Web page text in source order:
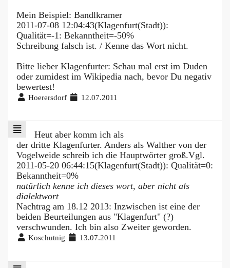
Mein Beispiel: Bandlkramer
2011-07-08 12:04:43(Klagenfurt(Stadt)):
Qualität=-1: Bekanntheit=-50%
Schreibung falsch ist. / Kenne das Wort nicht.
Bitte lieber Klagenfurter: Schau mal erst im Duden
oder zumidest im Wikipedia nach, bevor Du negativ
bewertest!
Hoerersdorf 12.07.2011
Heut aber komm ich als
der dritte Klagenfurter. Anders als Walther von der
Vogelweide schreib ich die Hauptwörter groß.Vgl.
2011-05-20 06:44:15(Klagenfurt(Stadt)): Qualität=0:
Bekanntheit=0%
natürlich kenne ich dieses wort, aber nicht als
dialektwort
Nachtrag am 18.12 2013: Inzwischen ist eine der
beiden Beurteilungen aus "Klagenfurt" (?)
verschwunden. Ich bin also Zweiter geworden.
Koschutnig 13.07.2011